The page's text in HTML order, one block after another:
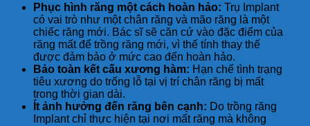
Phục hình răng một cách hoàn hảo: Trụ Implant
có vai trò như một chân răng và mão răng là một
chiếc răng mới. Bác sĩ sẽ căn cứ vào đặc điểm của
răng mất để trồng răng mới, vì thế tính thay thế
được đảm bảo ở mức cao đến hoàn hảo.
Bảo toàn kết cấu xương hàm: Hạn chế tình trạng
tiêu xương do trống lỗ tại vị trí chân răng bị mất
trong thời gian dài.
Ít ảnh hưởng đến răng bên cạnh: Do trồng răng
Implant chỉ thực hiện tại nơi mất răng mà không